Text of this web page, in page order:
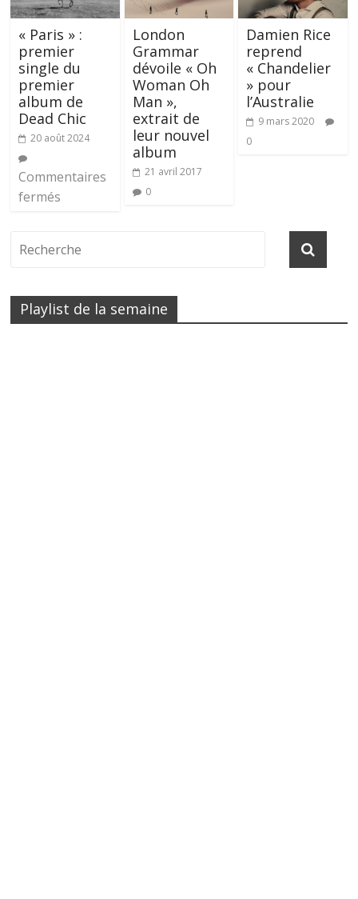
« Paris » :
premier
single du
premier
album de
Dead Chic
20 août 2024
Commentaires
fermés
London
Grammar
dévoile « Oh
Woman Oh
Man »,
extrait de
leur nouvel
album
21 avril 2017
0
Damien Rice
reprend
« Chandelier
» pour
l’Australie
9 mars 2020
0
Playlist de la semaine